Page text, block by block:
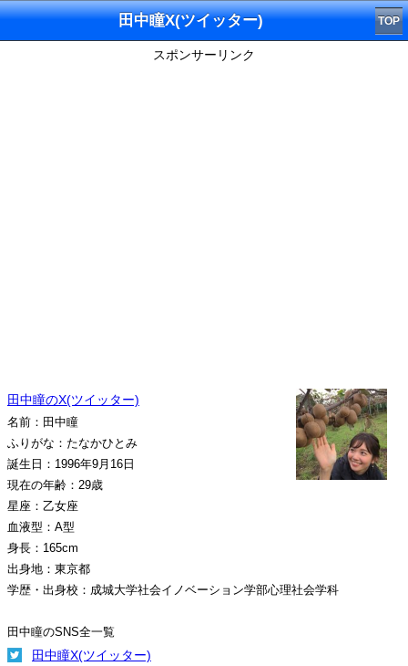
田中瞳X(ツイッター) TOP
スポンサーリンク
田中瞳のX(ツイッター)
名前：田中瞳
ふりがな：たなかひとみ
誕生日：1996年9月16日
現在の年齢：29歳
星座：乙女座
血液型：A型
身長：165cm
出身地：東京都
学歴・出身校：成城大学社会イノベーション学部心理社会学科
田中瞳のSNS全一覧
田中瞳X(ツイッター)